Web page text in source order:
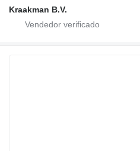
Kraakman B.V.